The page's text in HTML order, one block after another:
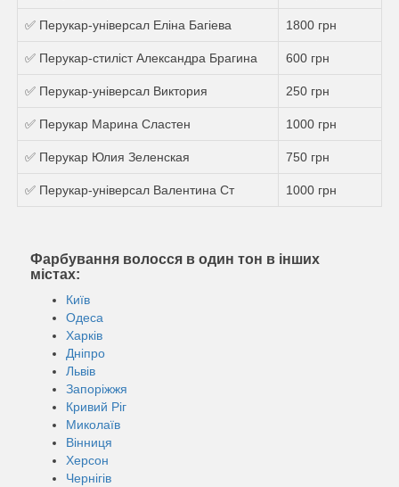
✅ Перукар-універсал Еліна Багіева 1800 грн
✅ Перукар-стиліст Александра Брагина 600 грн
✅ Перукар-універсал Виктория 250 грн
✅ Перукар Марина Сластен 1000 грн
✅ Перукар Юлия Зеленская 750 грн
✅ Перукар-універсал Валентина Ст 1000 грн
Фарбування волосся в один тон в інших
містах:
Київ
Одеса
Харків
Дніпро
Львів
Запоріжжя
Кривий Ріг
Миколаїв
Вінниця
Херсон
Чернігів